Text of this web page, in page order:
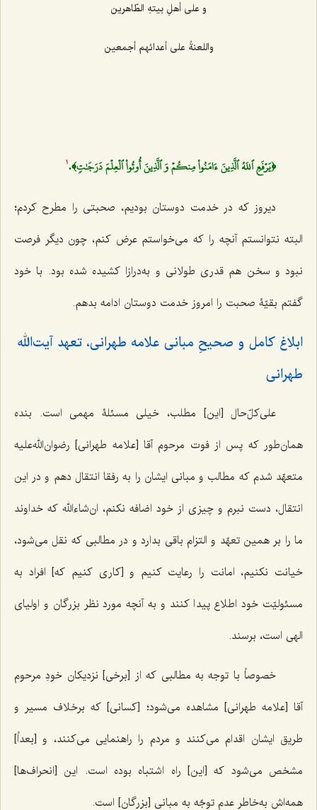
و علی أهلِ بیتهِ الطّاهرین
واللعنةُ علی أعدائهم أجمعین
﴿يَرۡفَعِ ٱللَهُ ٱلَّذِينَ ءَامَنُواْ مِنكُمۡ وَ ٱلَّذِينَ أُوتُواْ ٱلۡعِلۡمَ دَرَجَٰتٖ﴾.1
دیروز که در خدمت دوستان بودیم، صحبتی را مطرح کردم؛
البته نتوانستم آنچه را که می‌خواستم عرض کنم، چون دیگر فرصت
نبود و سخن هم قدری طولانی و به‌درازا کشیده شده بود. با خود
گفتم بقیّۀ صحبت را امروز خدمت دوستان ادامه بدهم.
ابلاغ کامل و صحیحِ مبانی علامه طهرانی، تعهد آیت‌الله
طهرانی
علی‌کلّ‌حال [این] مطلب، خیلی مسئلۀ مهمی است. بنده
همان‌طور ‌که پس از فوت مرحوم آقا [علامه طهرانی] رضوان‌الله‌علیه
متعهّد شدم که مطالب و مبانی ایشان را به رفقا انتقال دهم و در این
انتقال، دست نبرم و چیزی از خود اضافه نکنم، ان‌شاءالله که خداوند
ما را بر همین تعهّد و التزام باقی بدارد و در مطالبی که نقل می‌شود،
خیانت نکنیم، امانت را رعایت کنیم و [کاری کنیم که] افراد به
مسئولیّت خود اطلاع پیدا کنند و به آنچه مورد نظر بزرگان و اولیای
الهی است، برسند.
خصوصاً با توجه به مطالبی که از [برخی] نزدیکان خودِ مرحوم
آقا [علامه طهرانی] مشاهده می‌شود؛ [کسانی] که برخلاف مسیر و
طریق ایشان اقدام می‌کنند و مردم را راهنمایی می‌کنند، و [بعداً]
مشخص می‌شود که [این] راه اشتباه بوده است. این [انحراف‌ها]
همه‌اش به‌خاطر عدم توجّه به مبانی [بزرگان] است.